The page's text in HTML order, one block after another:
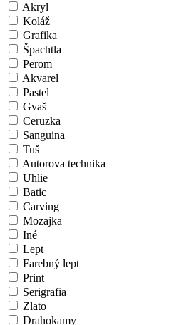
Akryl
Koláž
Grafika
Špachtla
Perom
Akvarel
Pastel
Gvaš
Ceruzka
Sanguina
Tuš
Autorova technika
Uhlie
Batic
Carving
Mozajka
Iné
Lept
Farebný lept
Print
Serigrafia
Zlato
Drahokamy